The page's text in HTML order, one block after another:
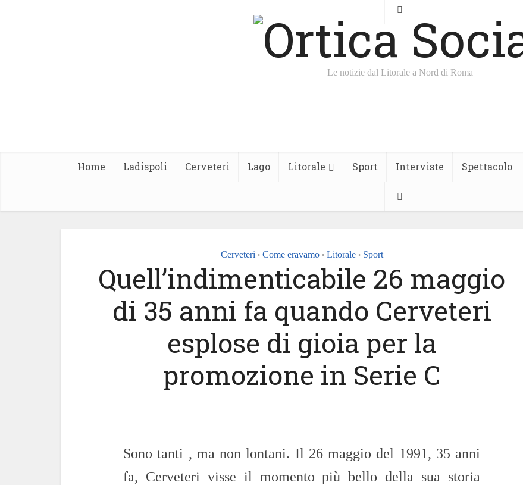
Le notizie dal Litorale a Nord di Roma
Home Ladispoli Cerveteri Lago Litorale Sport Interviste Spettacolo
Cerveteri • Come eravamo • Litorale • Sport
Quell’indimenticabile 26 maggio
di 35 anni fa quando Cerveteri
esplose di gioia per la
promozione in Serie C
Sono tanti , ma non lontani. Il 26 maggio del 1991, 35 anni
fa, Cerveteri visse il momento più bello della sua storia